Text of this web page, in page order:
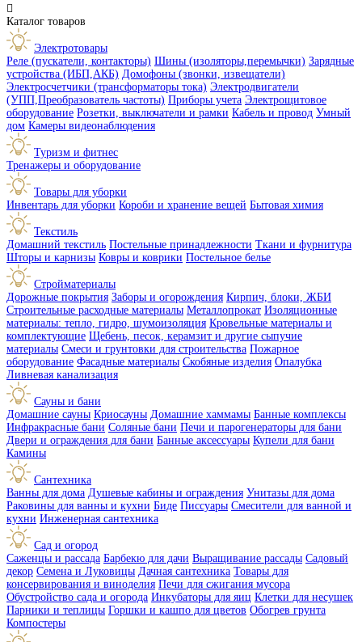

Каталог товаров
Электротовары
Реле (пускатели, контакторы) Шины (изоляторы,перемычки) Зарядные
устройства (ИБП,АКБ) Домофоны (звонки, извещатели)
Электросчетчики (трансформаторы тока) Электродвигатели
(УПП,Преобразователь частоты) Приборы учета Электрощитовое
оборудование Розетки, выключатели и рамки Кабель и провод Умный
дом Камеры видеонаблюдения
Туризм и фитнес
Тренажеры и оборудование
Товары для уборки
Инвентарь для уборки Короби и хранение вещей Бытовая химия
Текстиль
Домашний текстиль Постельные принадлежности Ткани и фурнитура
Шторы и карнизы Ковры и коврики Постельное белье
Стройматериалы
Дорожные покрытия Заборы и огорождения Кирпич, блоки, ЖБИ
Строительные расходные материалы Металлопрокат Изоляционные
материалы: тепло, гидро, шумоизоляция Кровельные материалы и
комплектующие Щебень, песок, керамзит и другие сыпучие
материалы Смеси и грунтовки для строительства Пожарное
оборудование Фасадные материалы Скобяные изделия Опалубка
Ливневая канализация
Сауны и бани
Домашние сауны Криосауны Домашние хаммамы Банные комплексы
Инфракрасные бани Соляные бани Печи и парогенераторы для бани
Двери и ограждения для бани Банные аксессуары Купели для бани
Камины
Сантехника
Ванны для дома Душевые кабины и ограждения Унитазы для дома
Раковины для ванны и кухни Биде Писсуары Смесители для ванной и
кухни Инженерная сантехника
Сад и огород
Саженцы и рассада Барбекю для дачи Выращивание рассады Садовый
декор Семена и Луковицы Дачная сантехника Товары для
консервирования и виноделия Печи для сжигания мусора
Обустройство сада и огорода Инкубаторы для яиц Клетки для несушек
Парники и теплицы Горшки и кашпо для цветов Обогрев грунта
Компостеры